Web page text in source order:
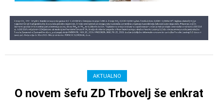
AKTUALNO
O novem šefu ZD Trbovelj še enkrat